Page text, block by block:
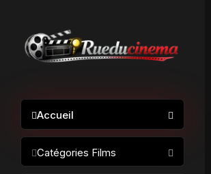
Accueil
Catégories Films